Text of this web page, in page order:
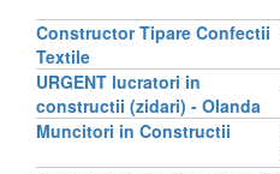
Constructor Tipare Confectii
Textile
URGENT lucratori in
constructii (zidari) - Olanda
Muncitori in Constructii